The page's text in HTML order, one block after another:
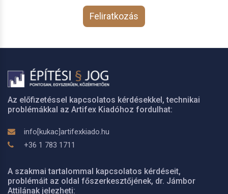
Feliratkozás
Az előfizetéssel kapcsolatos kérdésekkel, technikai
problémákkal az Artifex Kiadóhoz fordulhat:
info[kukac]artifexkiado.hu
+36 1 783 1711
A szakmai tartalommal kapcsolatos kérdéseit,
problémáit az oldal főszerkesztőjének, dr. Jámbor
Attilának jelezheti: